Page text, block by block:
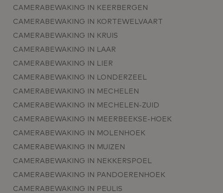
CAMERABEWAKING IN KEERBERGEN
CAMERABEWAKING IN KORTEWELVAART
CAMERABEWAKING IN KRUIS
CAMERABEWAKING IN LAAR
CAMERABEWAKING IN LIER
CAMERABEWAKING IN LONDERZEEL
CAMERABEWAKING IN MECHELEN
CAMERABEWAKING IN MECHELEN-ZUID
CAMERABEWAKING IN MEERBEEKSE-HOEK
CAMERABEWAKING IN MOLENHOEK
CAMERABEWAKING IN MUIZEN
CAMERABEWAKING IN NEKKERSPOEL
CAMERABEWAKING IN PANDOERENHOEK
CAMERABEWAKING IN PEULIS